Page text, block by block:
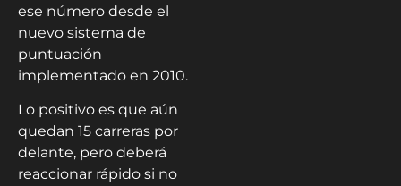
ese número desde el
nuevo sistema de
puntuación
implementado en 2010.
Lo positivo es que aún
quedan 15 carreras por
delante, pero deberá
reaccionar rápido si no